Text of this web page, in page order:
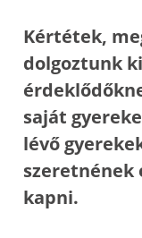
Kértétek,
dolgoztunk
saját
lévő
szeretnének
kapni.